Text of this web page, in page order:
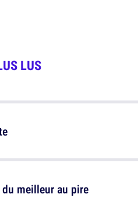
LUS
meilleur au pire